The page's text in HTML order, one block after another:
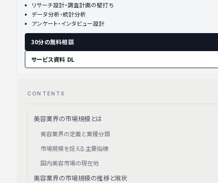
リサーチ設計・調査計画の壁打ち
データ分析・統計分析
アンケート・インタビュー設計
30分の無料相談
サービス資料 DL
CONTENTS
美容業界の市場規模とは
美容業界の定義と業種分類
市場規模を捉える主要指標
国内美容市場の現在地
美容業界の市場規模の推移と現状